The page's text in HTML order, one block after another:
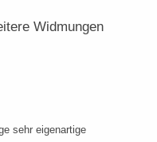
Widmungen
sehr eigenartige